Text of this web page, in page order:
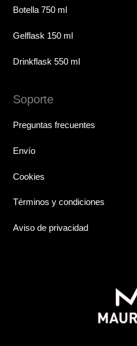
Botella 750 ml
Gelflask 150 ml
Drinkflask 550 ml
Soporte
Preguntas frecuentes
Envío
Cookies
Términos y condiciones
Aviso de privacidad